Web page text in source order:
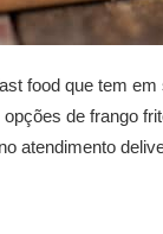
food que tem em
de frango
atendimento